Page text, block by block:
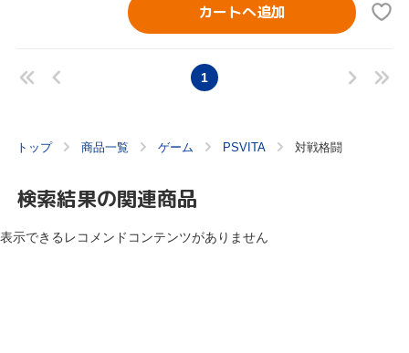
カートへ追加
1
トップ 商品一覧 ゲーム PSVITA 対戦格闘
検索結果の関連商品
表示できるレコメンドコンテンツがありません